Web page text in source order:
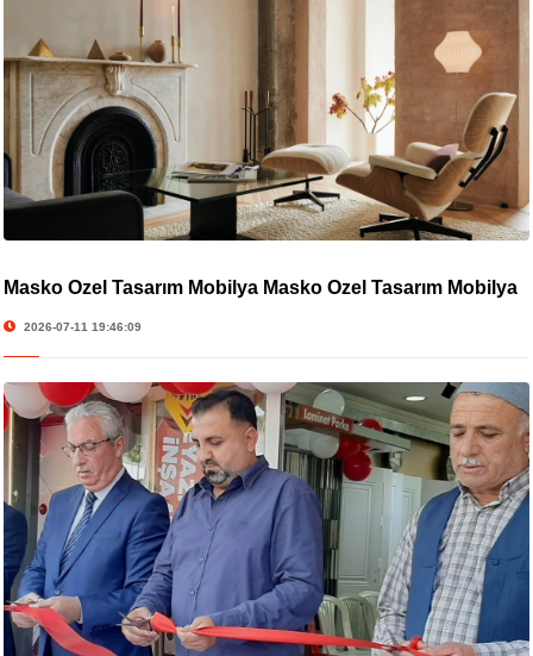
Masko Özel Tasarım Mobilya Masko Özel Tasarım Mobilya
2026-07-11 19:46:09